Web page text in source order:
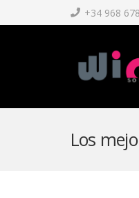
+34 968
Los